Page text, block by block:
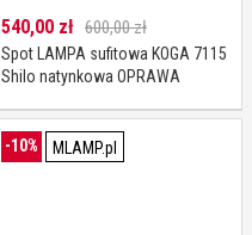
540,00 zł 600,00 zł
Spot LAMPA sufitowa KOGA 7115
Shilo natynkowa OPRAWA
łazienki biała
-10% MLAMP.pl